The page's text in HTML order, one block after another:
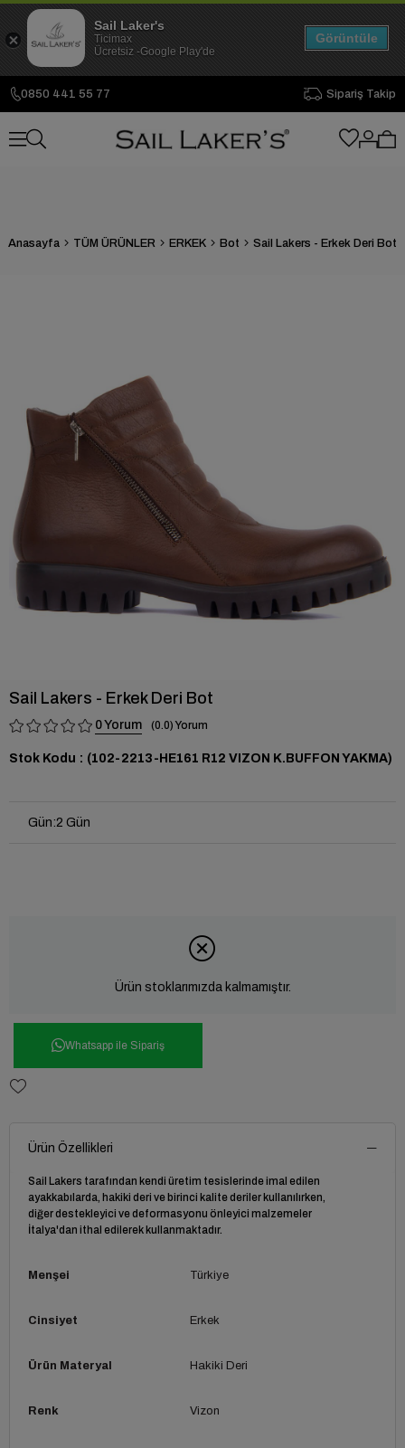
0850 441 55 77 Sipariş Takip
Anasayfa TÜM ÜRÜNLER ERKEK Bot Sail Lakers - Erkek Deri Bot
Sail Lakers - Erkek Deri Bot
0 0.0
Stok Kodu (102-2213-HE161 R12 VIZON K.BUFFON YAKMA)
Gün:2 Gün
Ürün stoklarımızda kalmamıştır.
Whatsapp ile Sipariş
Ürün Özellikleri
Sail Lakers tarafından kendi üretim tesislerinde imal edilen
ayakkabılarda, hakiki deri ve birinci kalite deriler kullanılırken,
diğer destekleyici ve deformasyonu önleyici malzemeler
İtalya'dan ithal edilerek kullanmaktadır.
Menşei Türkiye
Cinsiyet Erkek
Ürün Materyal Hakiki Deri
Renk Vizon
Sail Laker's
Ticimax
Ücretsiz -Google Play'de
Görüntüle